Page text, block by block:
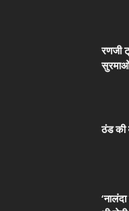
रणजी
ठंड की